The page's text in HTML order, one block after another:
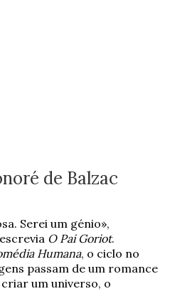
de Balzac
Serei um génio»,
O Pai Goriot.
Humana, o ciclo no
passam de um romance
um universo, o